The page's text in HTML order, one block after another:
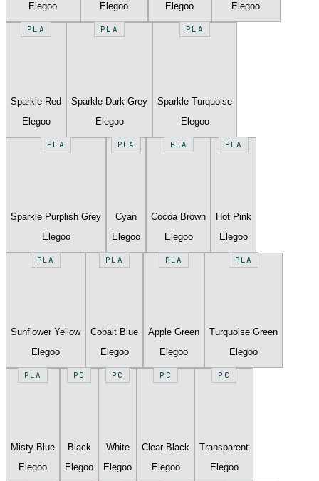
Elegoo
Elegoo
Elegoo
Elegoo
PLA
Sparkle Red
Elegoo
PLA
Sparkle Dark Grey
Elegoo
PLA
Sparkle Turquoise
Elegoo
PLA
Sparkle Purplish Grey
Elegoo
PLA
Cyan
Elegoo
PLA
Cocoa Brown
Elegoo
PLA
Hot Pink
Elegoo
PLA
Sunflower Yellow
Elegoo
PLA
Cobalt Blue
Elegoo
PLA
Apple Green
Elegoo
PLA
Turquoise Green
Elegoo
PLA
Misty Blue
Elegoo
PC
Black
Elegoo
PC
White
Elegoo
PC
Clear Black
Elegoo
PC
Transparent
Elegoo